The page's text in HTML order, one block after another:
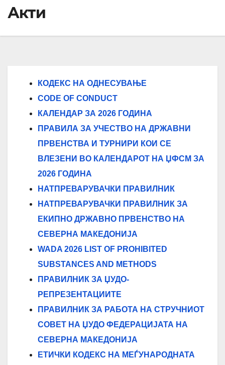
Акти
КОДЕКС НА ОДНЕСУВАЊЕ
CODE OF CONDUCT
КАЛЕНДАР ЗА 2026 ГОДИНА
ПРАВИЛА ЗА УЧЕСТВО НА ДРЖАВНИ
ПРВЕНСТВА И ТУРНИРИ КОИ СЕ
ВЛЕЗЕНИ ВО КАЛЕНДАРОТ НА ЏФСМ ЗА
2026 ГОДИНА
НАТПРЕВАРУВАЧКИ ПРАВИЛНИК
НАТПРЕВАРУВАЧКИ ПРАВИЛНИК ЗА
ЕКИПНО ДРЖАВНО ПРВЕНСТВО НА
СЕВЕРНА МАКЕДОНИЈА
WADA 2026 LIST OF PROHIBITED
SUBSTANCES AND METHODS
ПРАВИЛНИК ЗА ЏУДО-
РЕПРЕЗЕНТАЦИИТЕ
ПРАВИЛНИК ЗА РАБОТА НА СТРУЧНИОТ
СОВЕТ НА ЏУДО ФЕДЕРАЦИЈАТА НА
СЕВЕРНА МАКЕДОНИЈА
ЕТИЧКИ КОДЕКС НА МЕЃУНАРОДНАТА